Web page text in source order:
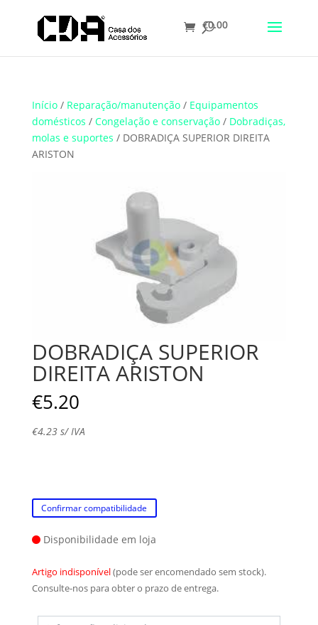
Translate
€0.00
Início/ Reparação/manutenção/ Equipamentos
domésticos / Congelação e conservação/ Dobradiças,
molas e suportes / DOBRADIÇA SUPERIOR DIREITA
ARISTON
DOBRADIÇA SUPERIOR
DIREITA ARISTON
€5.20
€4.23s/ IVA
Confirmar compatibilidade
Disponibilidade em loja
Artigo indisponível(pode ser encomendado sem stock).
Consulte-nos para obter o prazo de entrega.